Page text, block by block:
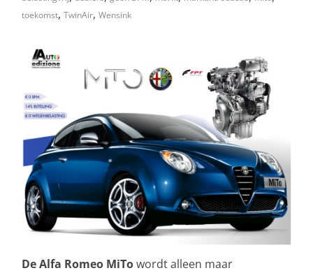
toekomst, TwinAir, Wensink
De Alfa Romeo MiTowordt alleen maar